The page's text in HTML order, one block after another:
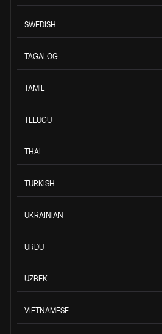
SWEDISH
TAGALOG
TAMIL
TELUGU
THAI
TURKISH
UKRAINIAN
URDU
UZBEK
VIETNAMESE